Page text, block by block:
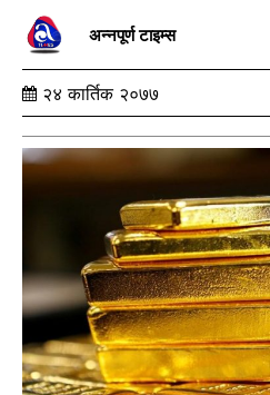
अन्नपूर्ण टाइम्स
२४ कार्तिक २०७७